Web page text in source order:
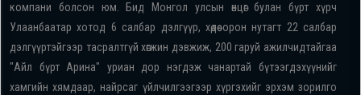
компани болсон юм. Бид Монгол улсын өнцөг булан бүрт хүрч
Улаанбаатар хотод 6 салбар дэлгүүр, хөдөө орон нутагт 22 салбар
дэлгүүртэйгээр тасралтгүй хөгжин дэвжиж, 200 гаруй ажилчидтайгаа
"Айл бүрт Арина" уриан дор нэгдэж чанартай бүтээгдэхүүнийг
хамгийн хямдаар, найрсаг үйлчилгээгээр хүргэхийг эрхэм зорилго